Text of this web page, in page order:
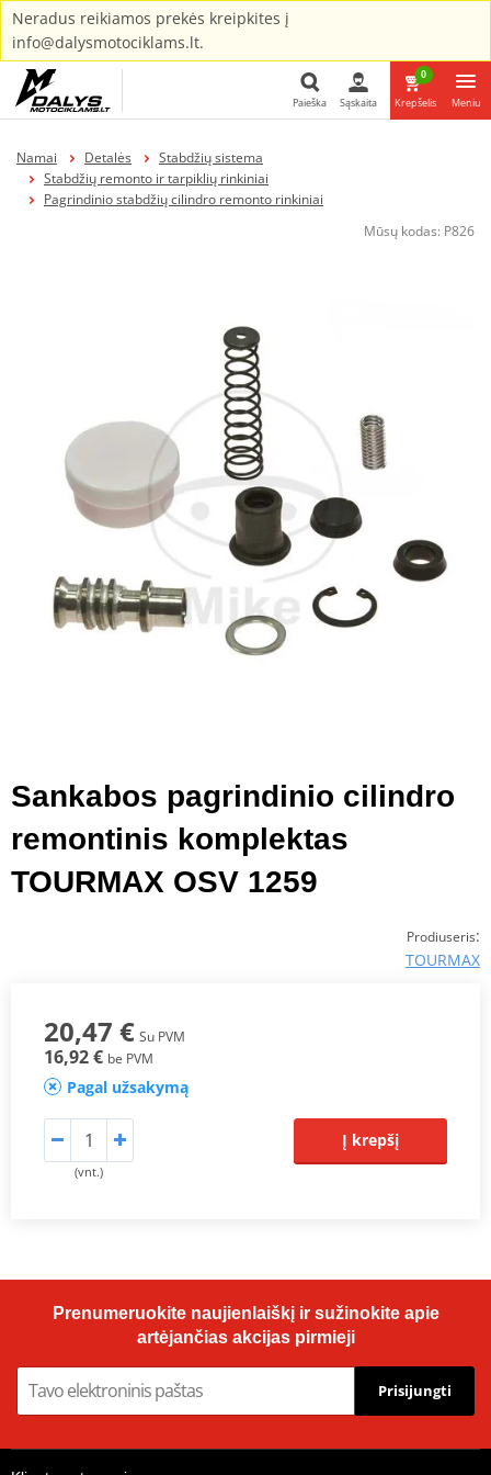
Neradus reikiamos prekės kreipkites į
info@dalysmotociklams.lt.
Paieška Sąskaita
0
Krepšelis Meniu
Namai Detalės
Stabdžių sistema
Stabdžių remonto ir tarpiklių rinkiniai
Pagrindinio stabdžių cilindro remonto rinkiniai
Mūsų kodas: P826
Sankabos pagrindinio cilindro
remontinis komplektas
TOURMAX OSV 1259
Prodiuseris:
TOURMAX
20,47 € Su PVM
16,92 € be PVM
Pagal užsakymą
(vnt.)
Į krepšį
Prenumeruokite naujienlaiškį ir sužinokite apie
artėjančias akcijas pirmieji
Prisijungti